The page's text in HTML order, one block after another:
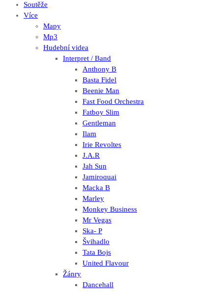
Soutěže
Více
Mapy
Mp3
Hudební videa
Interpret / Band
Anthony B
Basta Fidel
Beenie Man
Fast Food Orchestra
Fatboy Slim
Gentleman
Ilam
Irie Revoltes
J.A.R
Jah Sun
Jamiroquai
Macka B
Marley
Monkey Business
Mr Vegas
Ska- P
Švihadlo
Tata Bojs
United Flavour
Žánry
Dancehall